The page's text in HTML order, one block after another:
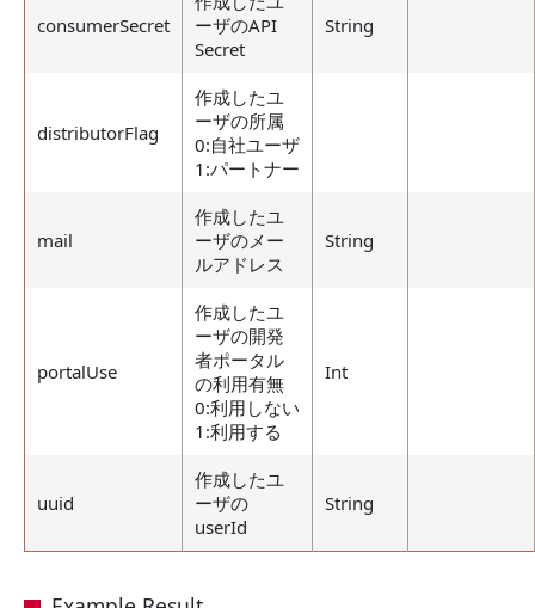
consumerSecret
ーザのAPI
Secret
String
distributorFlag
作成したユ
ーザの所属
0:自社ユーザ
1:パートナー
mail
作成したユ
ーザのメー
ルアドレス
String
portalUse
作成したユ
ーザの開発
者ポータル
の利用有無
0:利用しない
1:利用する
Int
uuid
作成したユ
ーザの
userId
String